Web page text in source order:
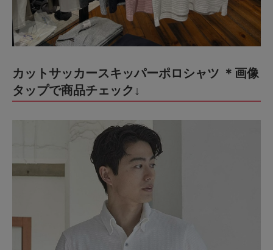
カットサッカースキッパーポロシャツ ＊画像
タップで商品チェック↓